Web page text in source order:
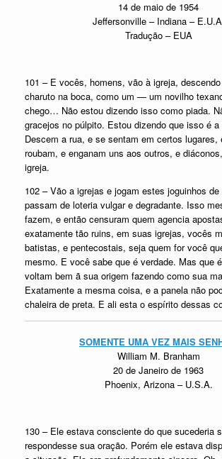
14 de maio de 1954
Jeffersonville – Indiana –
Tradução – EUA
101 – E vocês, homens, vão à igreja,
charuto na boca, como um — um novilho
chego… Não estou dizendo isso como piada.
gracejos no púlpito. Estou dizendo que isso é a
Descem a rua, e se sentam em certos lugares,
roubam, e enganam uns aos outros, e
igreja.
102 – Vão a igrejas e jogam estes joguinhos
passam de loteria vulgar e degradante. Isso
fazem, e então censuram quem agencia
exatamente tão ruins, em suas igrejas, vocês
batistas, e pentecostais, seja quem for você
mesmo. E você sabe que é verdade. Mas que
voltam bem ã sua origem fazendo como sua
Exatamente a mesma coisa, e a panela não
chaleira de preta. E ali esta o espírito dessas
SOMENTE UMA VEZ MAIS
William M. Branham
20 de Janeiro de 1963
Phoenix, Arizona – U.S.A.
130 – Ele estava consciente do que sucederia
respondesse sua oração. Porém ele estava